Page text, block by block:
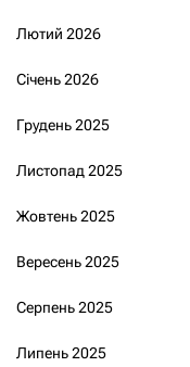
Лютий 2026
Січень 2026
Грудень 2025
Листопад 2025
Жовтень 2025
Вересень 2025
Серпень 2025
Липень 2025